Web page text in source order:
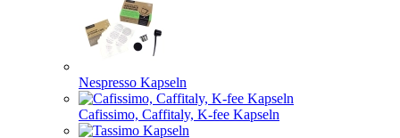
Nespresso Kapseln
Cafissimo, Caffitaly, K-fee Kapseln